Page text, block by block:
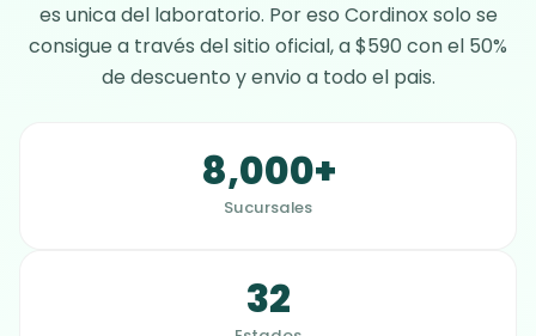
es unica del laboratorio. Por eso Cordinox solo se
consigue a través del sitio oficial, a $590 con el 50%
de descuento y envio a todo el pais.
8,000+
Sucursales
32